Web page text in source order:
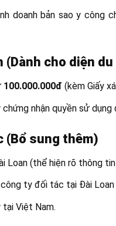
doanh bản sao y công
cho diện
100.000.000đ (kèm Giấy
nhận quyền sử
(Bổ sung thêm)
(thể hiện rõ thông
ty đối tác tại Đài
Việt Nam.